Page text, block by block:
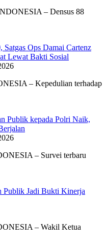
– Densus 88
Ops Damai Cartenz
Lewat Bakti Sosial
– Kepedulian terhadap
Publik kepada Polri Naik,
– Survei terbaru
Publik Jadi Bukti Kinerja
– Wakil Ketua